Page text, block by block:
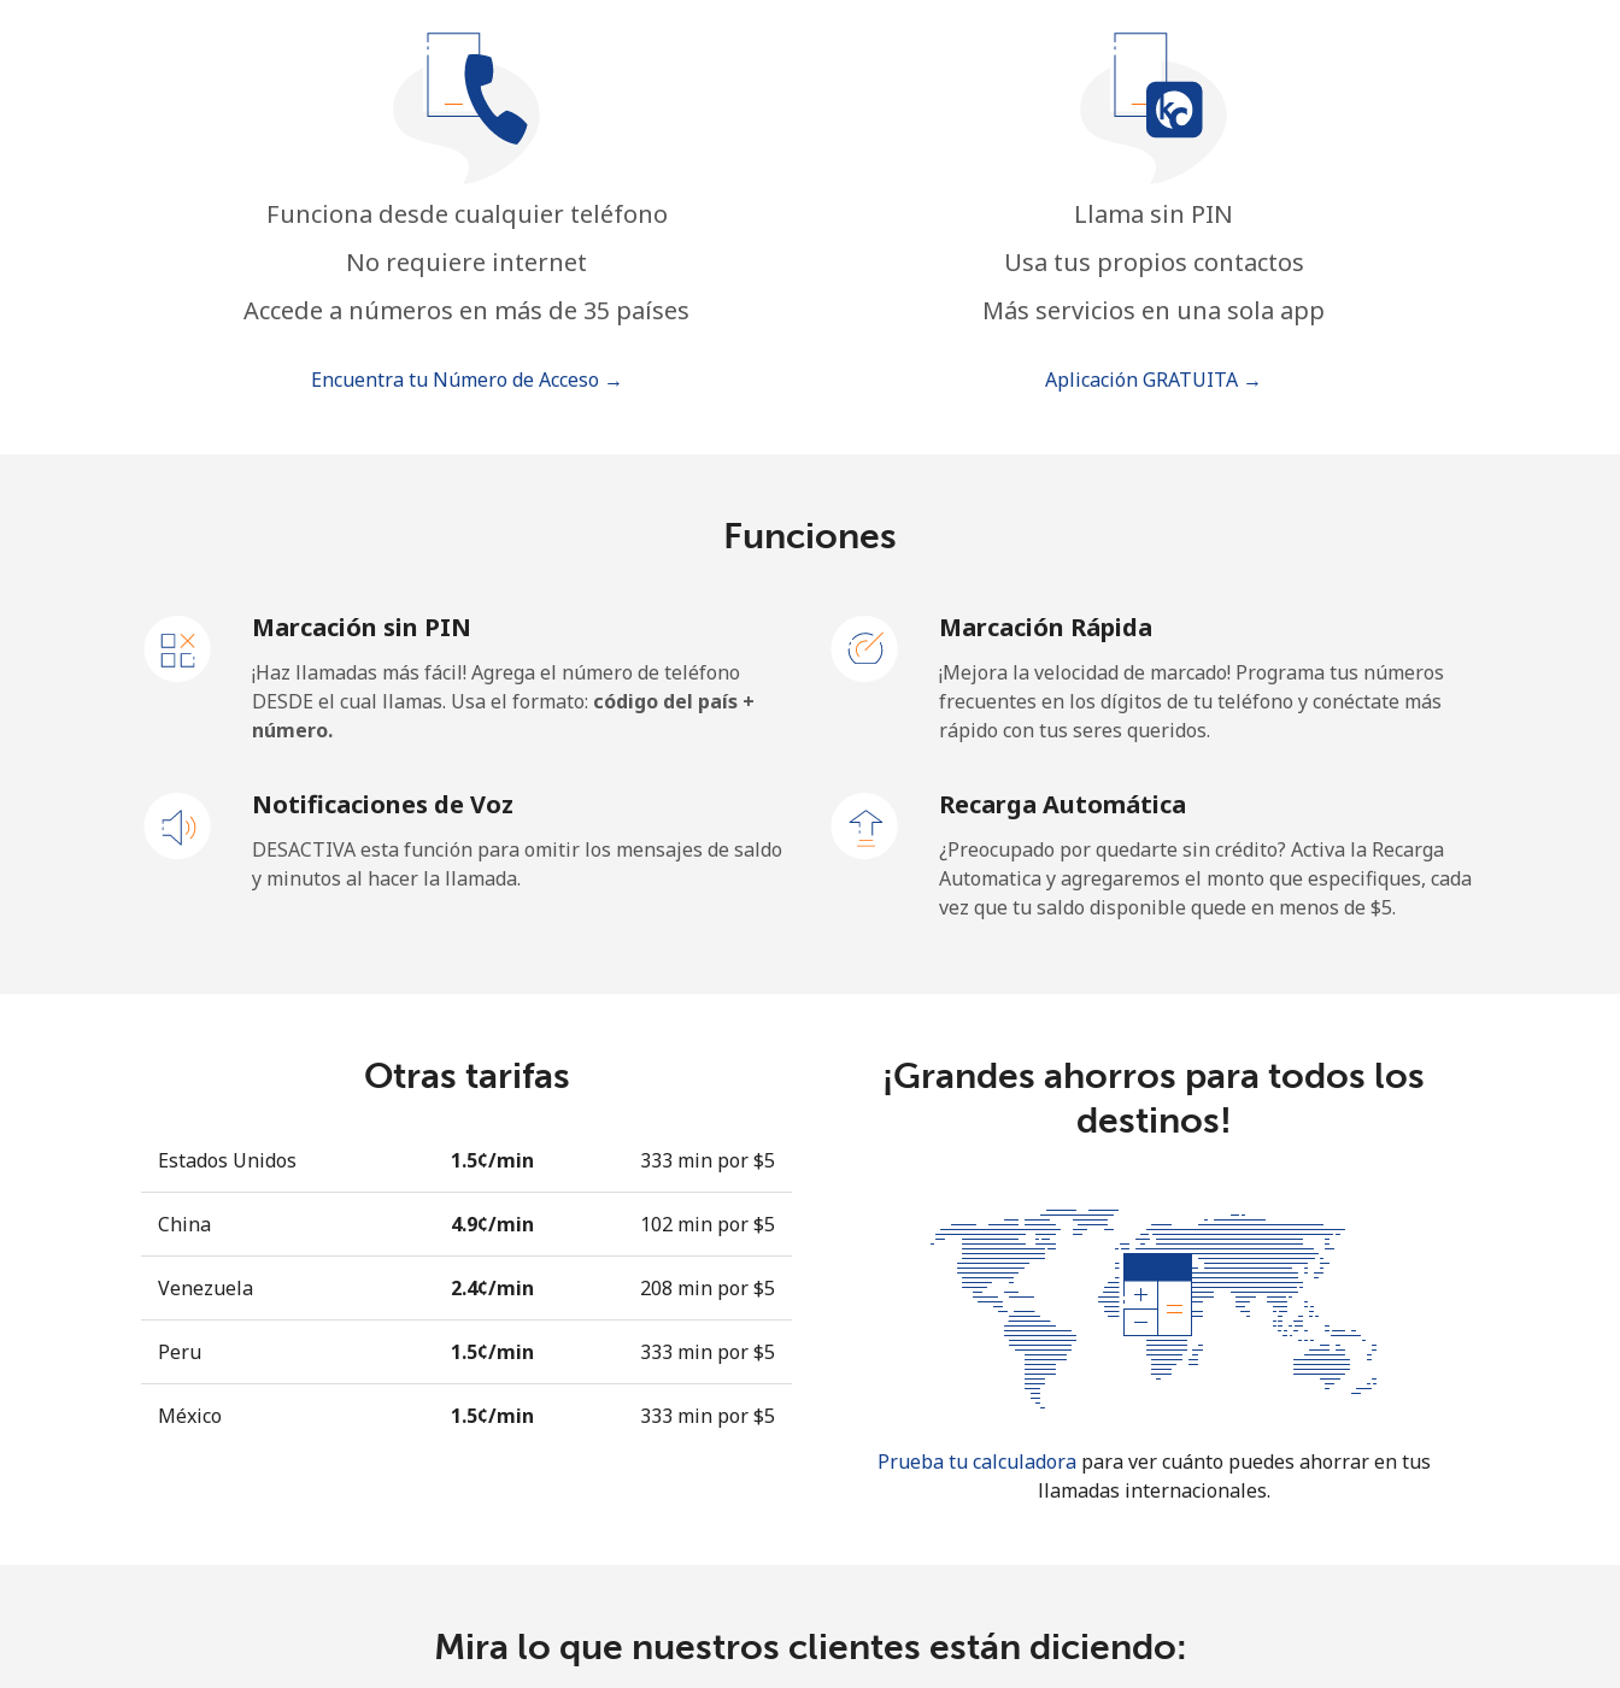
Funciona desde cualquier teléfono
No requiere internet
Accede a números en más de 35 países
Encuentra tu Número de Acceso →
Llama sin PIN
Usa tus propios contactos
Más servicios en una sola app
Aplicación GRATUITA →
Funciones
Marcación sin PIN
¡Haz llamadas más fácil! Agrega el número de teléfono
DESDE el cual llamas. Usa el formato: código del país +
número.
Marcación Rápida
¡Mejora la velocidad de marcado! Programa tus números
frecuentes en los dígitos de tu teléfono y conéctate más
rápido con tus seres queridos.
Notificaciones de Voz
DESACTIVA esta función para omitir los mensajes de saldo
y minutos al hacer la llamada.
Recarga Automática
¿Preocupado por quedarte sin crédito? Activa la Recarga
Automatica y agregaremos el monto que especifiques, cada
vez que tu saldo disponible quede en menos de ⁦$5⁩.
Otras tarifas
Estados Unidos ⁦1.5¢⁩/min 333 min por ⁦$5⁩
China ⁦4.9¢⁩/min 102 min por ⁦$5⁩
Venezuela ⁦2.4¢⁩/min 208 min por ⁦$5⁩
Peru ⁦1.5¢⁩/min 333 min por ⁦$5⁩
México ⁦1.5¢⁩/min 333 min por ⁦$5⁩
¡Grandes ahorros para todos los
destinos!
Prueba tu calculadorapara ver cuánto puedes ahorrar en tus
llamadas internacionales.
Mira lo que nuestros clientes están diciendo: